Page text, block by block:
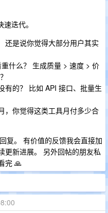
迭代。
还是说你觉得大部分用户其实
什么？ 生成质量 > 速度 > 价
有的？ 比如 API 接口、批量生
，你觉得这类工具月付多少合
复。 有价值的反馈我会直接加
更新进展。 另外回帖的朋友私
完 🙏